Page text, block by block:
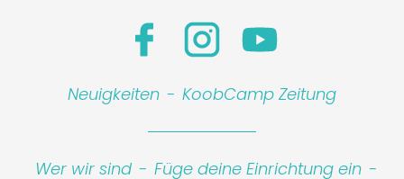
Neuigkeiten - KoobCamp Zeitung
Wer wir sind - Füge deine Einrichtung ein -